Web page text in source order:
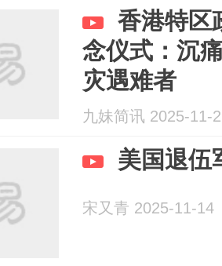
香港特区
念仪式：沉
灾遇难者
九妹简讯 2025-11-
美国退伍
宋又青 2025-11-14